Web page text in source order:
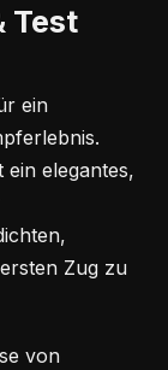
Test
ein
ein elegantes,
Zug zu
von